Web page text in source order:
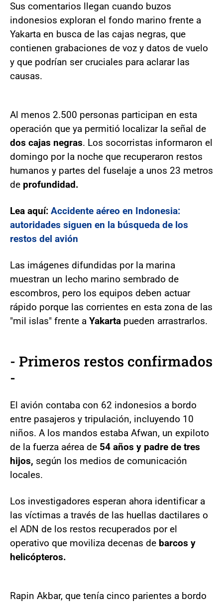
Sus comentarios llegan cuando buzos
indonesios exploran el fondo marino frente a
Yakarta en busca de las cajas negras, que
contienen grabaciones de voz y datos de vuelo
y que podrían ser cruciales para aclarar las
causas.
Al menos 2.500 personas participan en esta
operación que ya permitió localizar la señal de
dos cajas negras. Los socorristas informaron el
domingo por la noche que recuperaron restos
humanos y partes del fuselaje a unos 23 metros
de profundidad.
Lea aquí: Accidente aéreo en Indonesia:
autoridades siguen en la búsqueda de los
restos del avión
Las imágenes difundidas por la marina
muestran un lecho marino sembrado de
escombros, pero los equipos deben actuar
rápido porque las corrientes en esta zona de las
"mil islas" frente a Yakarta pueden arrastrarlos.
- Primeros restos confirmados
-
El avión contaba con 62 indonesios a bordo
entre pasajeros y tripulación, incluyendo 10
niños. A los mandos estaba Afwan, un expiloto
de la fuerza aérea de 54 años y padre de tres
hijos, según los medios de comunicación
locales.
Los investigadores esperan ahora identificar a
las víctimas a través de las huellas dactilares o
el ADN de los restos recuperados por el
operativo que moviliza decenas de barcos y
helicópteros.
Rapin Akbar, que tenía cinco parientes a bordo